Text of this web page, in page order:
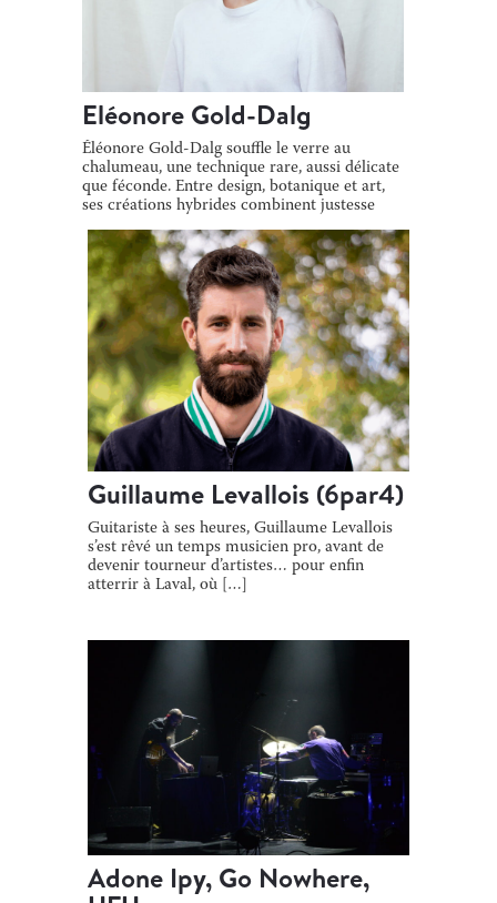
Eléonore Gold-Dalg
Éléonore Gold-Dalg souffle le verre au
chalumeau, une technique rare, aussi délicate
que féconde. Entre design, botanique et art,
ses créations hybrides combinent justesse
Guillaume Levallois (6par4)
Guitariste à ses heures, Guillaume Levallois
s’est rêvé un temps musicien pro, avant de
devenir tourneur d’artistes… pour enfin
atterrir à Laval, où […]
Adone Ipy, Go Nowhere,